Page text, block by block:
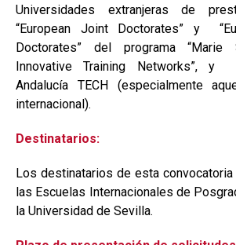
Universidades extranjeras de
“European Joint Doctorates” y
Doctorates” del programa “Marie
Innovative Training Networks”, y
Andalucía TECH (especialmente
internacional).
Destinatarios:
Los destinatarios de esta
las Escuelas Internacionales de
la Universidad de Sevilla.